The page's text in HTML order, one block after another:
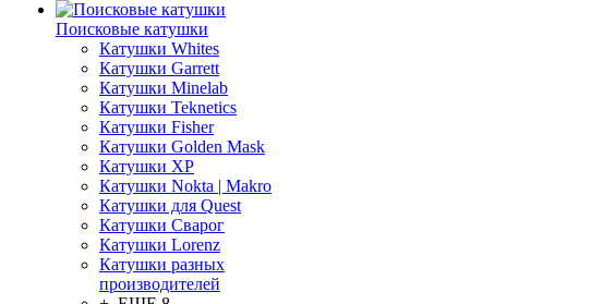
Поисковые катушки
Катушки Whites
Катушки Garrett
Катушки Minelab
Катушки Teknetics
Катушки Fisher
Катушки Golden Mask
Катушки XP
Катушки Nokta | Makro
Катушки для Quest
Катушки Сварог
Катушки Lorenz
Катушки разных
производителей